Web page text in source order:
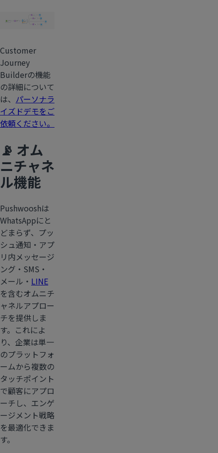
Customer
Journey
Builderの機能
の詳細について
は、 パーソナラ
イズドデモをご
依頼ください。
📡 オム
ニチャネ
ル機能
Pushwooshは
WhatsAppにと
どまらず、プッ
シュ通知・アプ
リ内メッセージ
ング・SMS・
メール・ LINE
を含むオムニチ
ャネルアプロー
チを提供しま
す。これによ
り、企業は単一
のプラットフォ
ームから複数の
タッチポイント
で顧客にアプロ
ーチし、エンゲ
ージメント戦略
を最適化できま
す。